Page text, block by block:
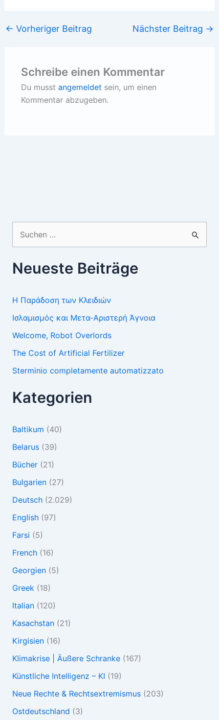
← Vorheriger Beitrag Nächster Beitrag →
Schreibe einen Kommentar
Du musst angemeldet sein, um einen
Kommentar abzugeben.
Suchen
nach:
Neueste Beiträge
Η Παράδοση των Κλειδιών
Ισλαμισμός και Μετα-Αριστερή Άγνοια
Welcome, Robot Overlords
The Cost of Artificial Fertilizer
Sterminio completamente automatizzato
Kategorien
Baltikum (40)
Belarus(39)
Bücher(21)
Bulgarien(27)
Deutsch(2.029)
English(97)
Farsi (5)
French(16)
Georgien(5)
Greek (18)
Italian(120)
Kasachstan(21)
Kirgisien(16)
Klimakrise | Äußere Schranke(167)
Künstliche Intelligenz – KI (19)
Neue Rechte & Rechtsextremismus(203)
Ostdeutschland (3)